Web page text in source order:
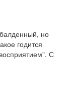
но
годится
С